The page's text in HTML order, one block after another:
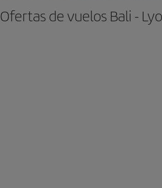
Ofertas de vuelos Bali -